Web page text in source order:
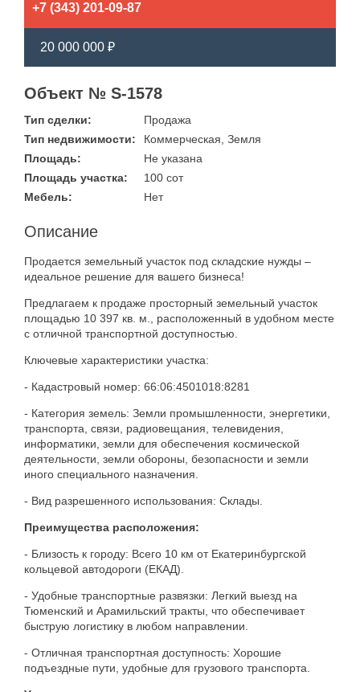
+7 (343) 201-09-87
20 000 000 ₽
Объект № S-1578
Тип сделки:
Продажа
Тип недвижимости:
Коммерческая, Земля
Площадь:
Не указана
Площадь участка:
100 сот
Мебель:
Нет
Описание
Продается земельный участок под складские нужды –
идеальное решение для вашего бизнеса!
Предлагаем к продаже просторный земельный участок
площадью 10 397 кв. м., расположенный в удобном месте
с отличной транспортной доступностью.
Ключевые характеристики участка:
- Кадастровый номер: 66:06:4501018:8281
- Категория земель: Земли промышленности, энергетики,
транспорта, связи, радиовещания, телевидения,
информатики, земли для обеспечения космической
деятельности, земли обороны, безопасности и земли
иного специального назначения.
- Вид разрешенного использования: Склады.
Преимущества расположения:
- Близость к городу: Всего 10 км от Екатеринбургской
кольцевой автодороги (ЕКАД).
- Удобные транспортные развязки: Легкий выезд на
Тюменский и Арамильский тракты, что обеспечивает
быструю логистику в любом направлении.
- Отличная транспортная доступность: Хорошие
подъездные пути, удобные для грузового транспорта.